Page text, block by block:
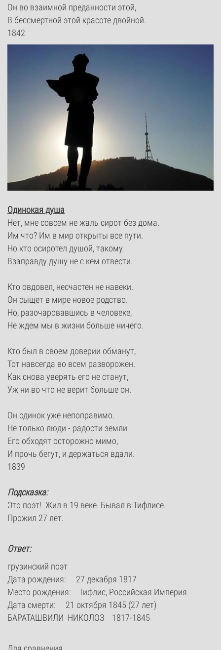
Он во взаимной преданности этой,
В бессмертной этой красоте двойной.
1842
Одинокая душа
Нет, мне совсем не жаль сирот без дома.
Им что? Им в мир открыты все пути.
Но кто осиротел душой, такому
Взаправду душу не с кем отвести.
Кто овдовел, несчастен не навеки.
Он сыщет в мире новое родство.
Но, разочаровавшись в человеке,
Не ждем мы в жизни больше ничего.
Кто был в своем доверии обманут,
Тот навсегда во всем разворожен.
Как снова уверять его не станут,
Уж ни во что не верит больше он.
Он одинок уже непоправимо.
Не только люди - радости земли
Его обходят осторожно мимо,
И прочь бегут, и держаться вдали.
1839
Подсказка:
Это поэт! Жил в 19 веке. Бывал в Тифлисе.
Прожил 27 лет.
Ответ:
грузинский поэт
Дата рождения: 27 декабря 1817
Место рождения: Тифлис, Российская Империя
Дата смерти: 21 октября 1845 (27 лет)
БАРАТАШВИЛИ НИКОЛОЗ 1817-1845